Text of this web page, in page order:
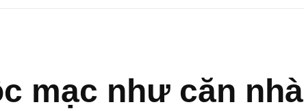
mạc như căn nhà